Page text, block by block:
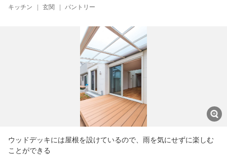
キッチン 玄関 パントリー
ウッドデッキには屋根を設けているので、雨を気にせずに楽しむ
ことができる